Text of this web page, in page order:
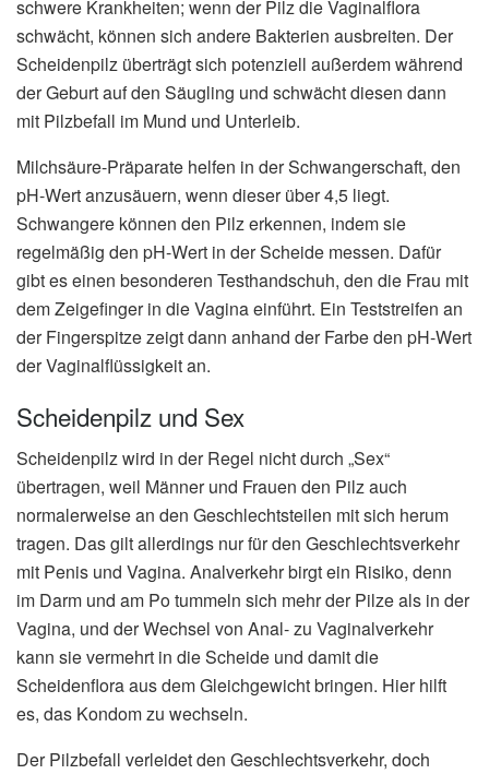
schwere Krankheiten; wenn der Pilz die Vaginalflora
schwächt, können sich andere Bakterien ausbreiten. Der
Scheidenpilz überträgt sich potenziell außerdem während
der Geburt auf den Säugling und schwächt diesen dann
mit Pilzbefall im Mund und Unterleib.
Milchsäure-Präparate helfen in der Schwangerschaft, den
pH-Wert anzusäuern, wenn dieser über 4,5 liegt.
Schwangere können den Pilz erkennen, indem sie
regelmäßig den pH-Wert in der Scheide messen. Dafür
gibt es einen besonderen Testhandschuh, den die Frau mit
dem Zeigefinger in die Vagina einführt. Ein Teststreifen an
der Fingerspitze zeigt dann anhand der Farbe den pH-Wert
der Vaginalflüssigkeit an.
Scheidenpilz und Sex
Scheidenpilz wird in der Regel nicht durch „Sex“
übertragen, weil Männer und Frauen den Pilz auch
normalerweise an den Geschlechtsteilen mit sich herum
tragen. Das gilt allerdings nur für den Geschlechtsverkehr
mit Penis und Vagina. Analverkehr birgt ein Risiko, denn
im Darm und am Po tummeln sich mehr der Pilze als in der
Vagina, und der Wechsel von Anal- zu Vaginalverkehr
kann sie vermehrt in die Scheide und damit die
Scheidenflora aus dem Gleichgewicht bringen. Hier hilft
es, das Kondom zu wechseln.
Der Pilzbefall verleidet den Geschlechtsverkehr, doch